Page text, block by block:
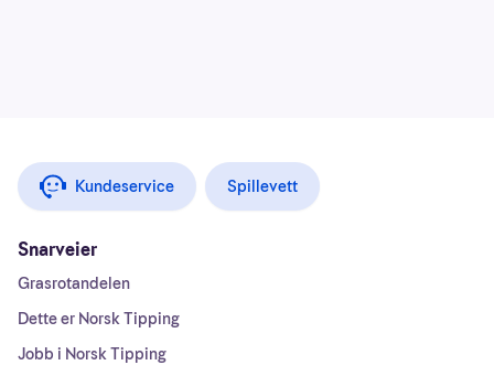
Kundeservice Spillevett
Snarveier
Grasrotandelen
Dette er Norsk Tipping
Jobb i Norsk Tipping